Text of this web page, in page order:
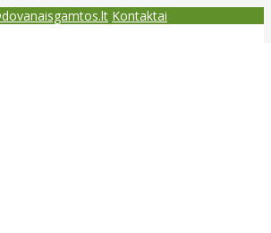
Kontaktai